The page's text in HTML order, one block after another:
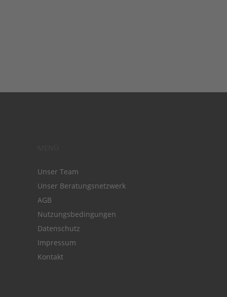
Unser Team
Unser Beratungsnetzwerk
AGB
Nutzungsbedingungen
Datenschutz
Impressum
Kontakt